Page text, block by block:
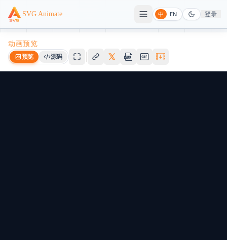
SVG Animate 中 EN 登录
动画预览
预览 源码